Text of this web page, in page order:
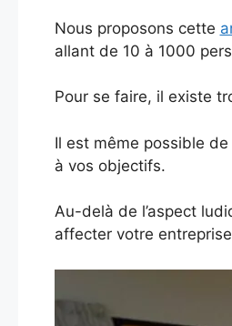
Nous proposons cette
allant de 10 à 1000
Pour se faire, il existe
Il est même possible
à vos objectifs.
Au-delà de l’aspect
affecter votre